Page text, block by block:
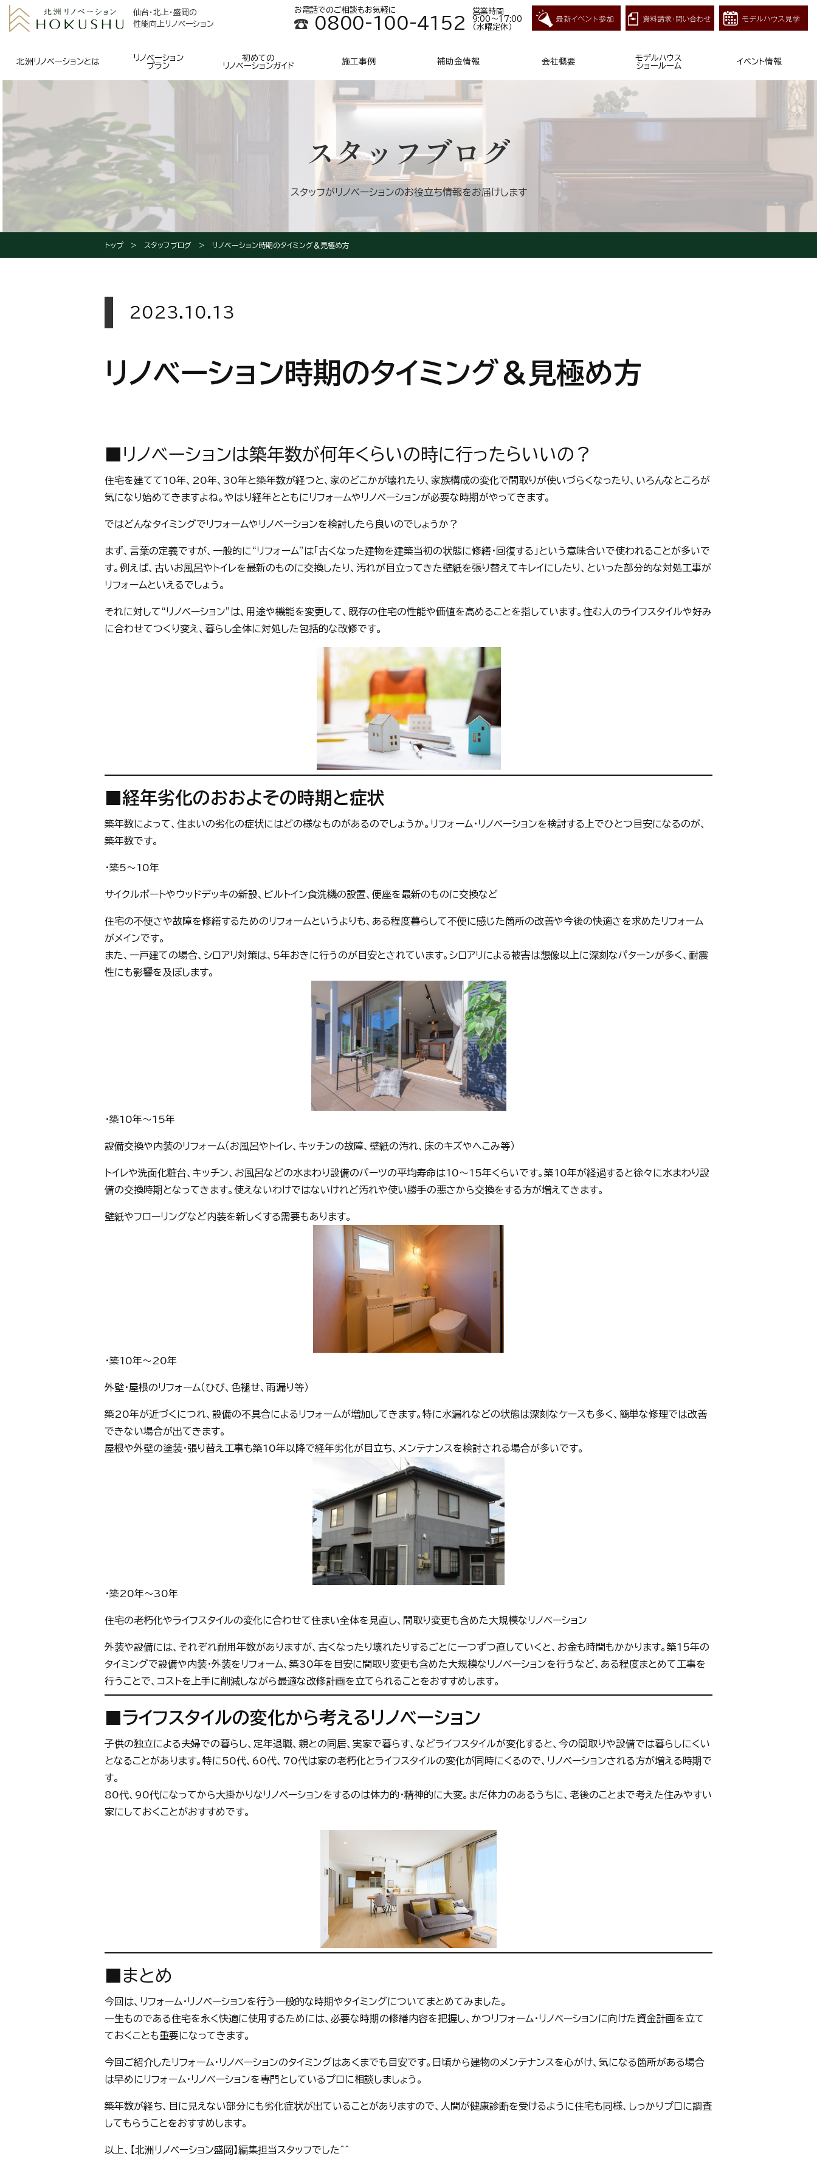
仙台・北上・盛岡の
性能向上リノベーション
お電話でのご相談もお気軽に
0800-100-4152
営業時間
9:00～17:00
（水曜定休）
北洲リノベーションとは
リノベーション
プラン
初めての
リノベーションガイド
施工事例 補助金情報 会社概要
モデルハウス
ショールーム
イベント情報
スタッフブログ
スタッフがリノベーションのお役立ち情報をお届けします
トップ スタッフブログ リノベーション時期のタイミング＆見極め方
2023.10.13
リノベーション時期のタイミング＆見極め方
■リノベーションは築年数が何年くらいの時に行ったらいいの？
住宅を建てて10年、20年、30年と築年数が経つと、家のどこかが壊れたり、家族構成の変化で間取りが使いづらくなったり、いろんなところが
気になり始めてきますよね。やはり経年とともにリフォームやリノベーションが必要な時期がやってきます。
ではどんなタイミングでリフォームやリノベーションを検討したら良いのでしょうか？
まず、言葉の定義ですが、一般的に“リフォーム”は「古くなった建物を建築当初の状態に修繕・回復する」という意味合いで使われることが多いで
す。例えば、古いお風呂やトイレを最新のものに交換したり、汚れが目立ってきた壁紙を張り替えてキレイにしたり、といった部分的な対処工事が
リフォームといえるでしょう。
それに対して“リノベーション”は、用途や機能を変更して、既存の住宅の性能や価値を高めることを指しています。住む人のライフスタイルや好み
に合わせてつくり変え、暮らし全体に対処した包括的な改修です。
経年劣化のおおよその時期と症状
築年数によって、住まいの劣化の症状にはどの様なものがあるのでしょうか。リフォーム・リノベーションを検討する上でひとつ目安になるのが、
築年数です。
・築5～10年
サイクルポートやウッドデッキの新設、ビルトイン食洗機の設置、便座を最新のものに交換など
住宅の不便さや故障を修繕するためのリフォームというよりも、ある程度暮らして不便に感じた箇所の改善や今後の快適さを求めたリフォーム
がメインです。
また、一戸建ての場合、シロアリ対策は、5年おきに行うのが目安とされています。シロアリによる被害は想像以上に深刻なパターンが多く、耐震
性にも影響を及ぼします。
・築10年～15年
設備交換や内装のリフォーム（お風呂やトイレ、キッチンの故障、壁紙の汚れ、床のキズやへこみ等）
トイレや洗面化粧台、キッチン、お風呂などの水まわり設備のパーツの平均寿命は10～15年くらいです。築10年が経過すると徐々に水まわり設
備の交換時期となってきます。使えないわけではないけれど汚れや使い勝手の悪さから交換をする方が増えてきます。
壁紙やフローリングなど内装を新しくする需要もあります。
・築10年～20年
外壁・屋根のリフォーム（ひび、色褪せ、雨漏り等）
築20年が近づくにつれ、設備の不具合によるリフォームが増加してきます。特に水漏れなどの状態は深刻なケースも多く、簡単な修理では改善
できない場合が出てきます。
屋根や外壁の塗装・張り替え工事も築10年以降で経年劣化が目立ち、メンテナンスを検討される場合が多いです。
・築20年～30年
住宅の老朽化やライフスタイルの変化に合わせて住まい全体を見直し、間取り変更も含めた大規模なリノベーション
外装や設備には、それぞれ耐用年数がありますが、古くなったり壊れたりするごとに一つずつ直していくと、お金も時間もかかります。築15年の
タイミングで設備や内装・外装をリフォーム、築30年を目安に間取り変更も含めた大規模なリノベーションを行うなど、ある程度まとめて工事を
行うことで、コストを上手に削減しながら最適な改修計画を立てられることをおすすめします。
ライフスタイルの変化から考えるリノベーション
子供の独立による夫婦での暮らし、定年退職、親との同居、実家で暮らす、などライフスタイルが変化すると、今の間取りや設備では暮らしにくい
となることがあります。特に50代、60代、70代は家の老朽化とライフスタイルの変化が同時にくるので、リノベーションされる方が増える時期で
す。
80代、90代になってから大掛かりなリノベーションをするのは体力的・精神的に大変。まだ体力のあるうちに、老後のことまで考えた住みやすい
家にしておくことがおすすめです。
■まとめ
今回は、リフォーム・リノベーションを行う一般的な時期やタイミングについてまとめてみました。
一生ものである住宅を永く快適に使用するためには、必要な時期の修繕内容を把握し、かつリフォーム・リノベーションに向けた資金計画を立て
ておくことも重要になってきます。
今回ご紹介したリフォーム・リノベーションのタイミングはあくまでも目安です。日頃から建物のメンテナンスを心がけ、気になる箇所がある場合
は早めにリフォーム・リノベーションを専門としているプロに相談しましょう。
築年数が経ち、目に見えない部分にも劣化症状が出ていることがありますので、人間が健康診断を受けるように住宅も同様、しっかりプロに調査
してもらうことをおすすめします。
以上、【北洲リノベーション盛岡】編集担当スタッフでした＾＾